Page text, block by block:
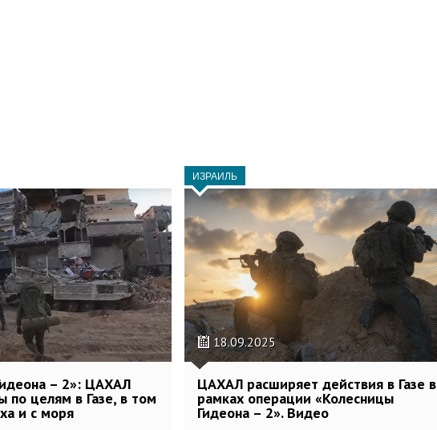
– 2»: ЦАХАЛ
по целям в Газе, в том
и с моря
ИЗРАИЛЬ
18.09.2025
ЦАХАЛ расширяет действия в Газе в
рамках операции «Колесницы
Гидеона – 2». Видео